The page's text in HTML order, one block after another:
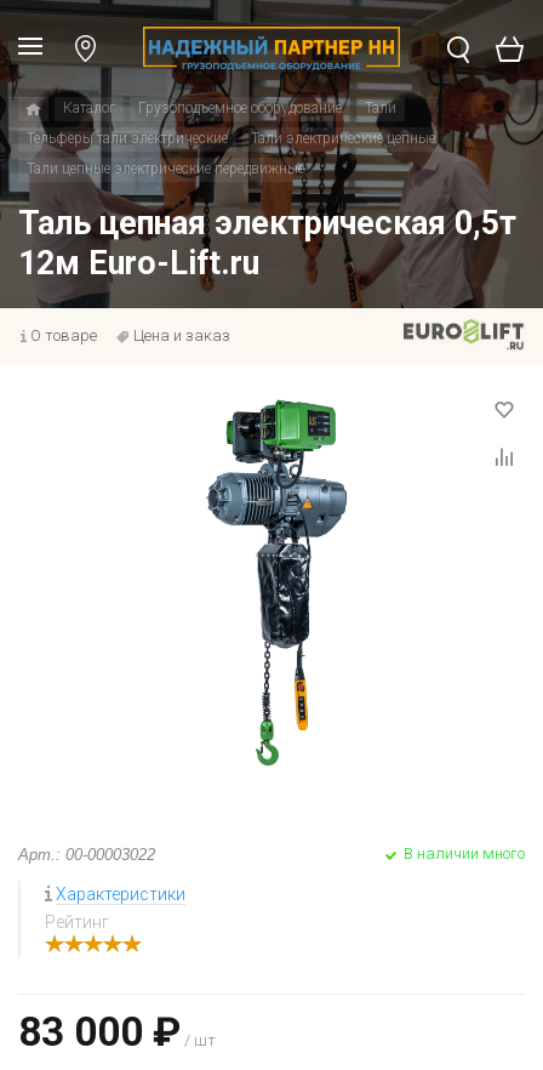
Каталог Грузоподъемное оборудование
Тали
Тельферы тали электрические
Тали электрические цепные
Тали цепные электрические передвижные
Таль цепная электрическая 0,5т
12м Euro-Lift.ru
О товаре Цена и заказ
Арт.: 00-00003022 В наличии много
Характеристики
Рейтинг
83 000 ₽ / шт